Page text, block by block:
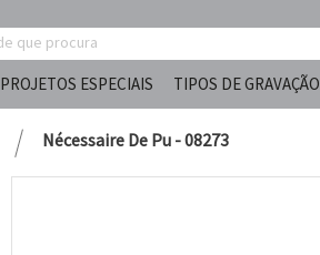
PROJETOS ESPECIAIS TIPOS DE GRAVAÇÃO
Nécessaire De Pu - 08273